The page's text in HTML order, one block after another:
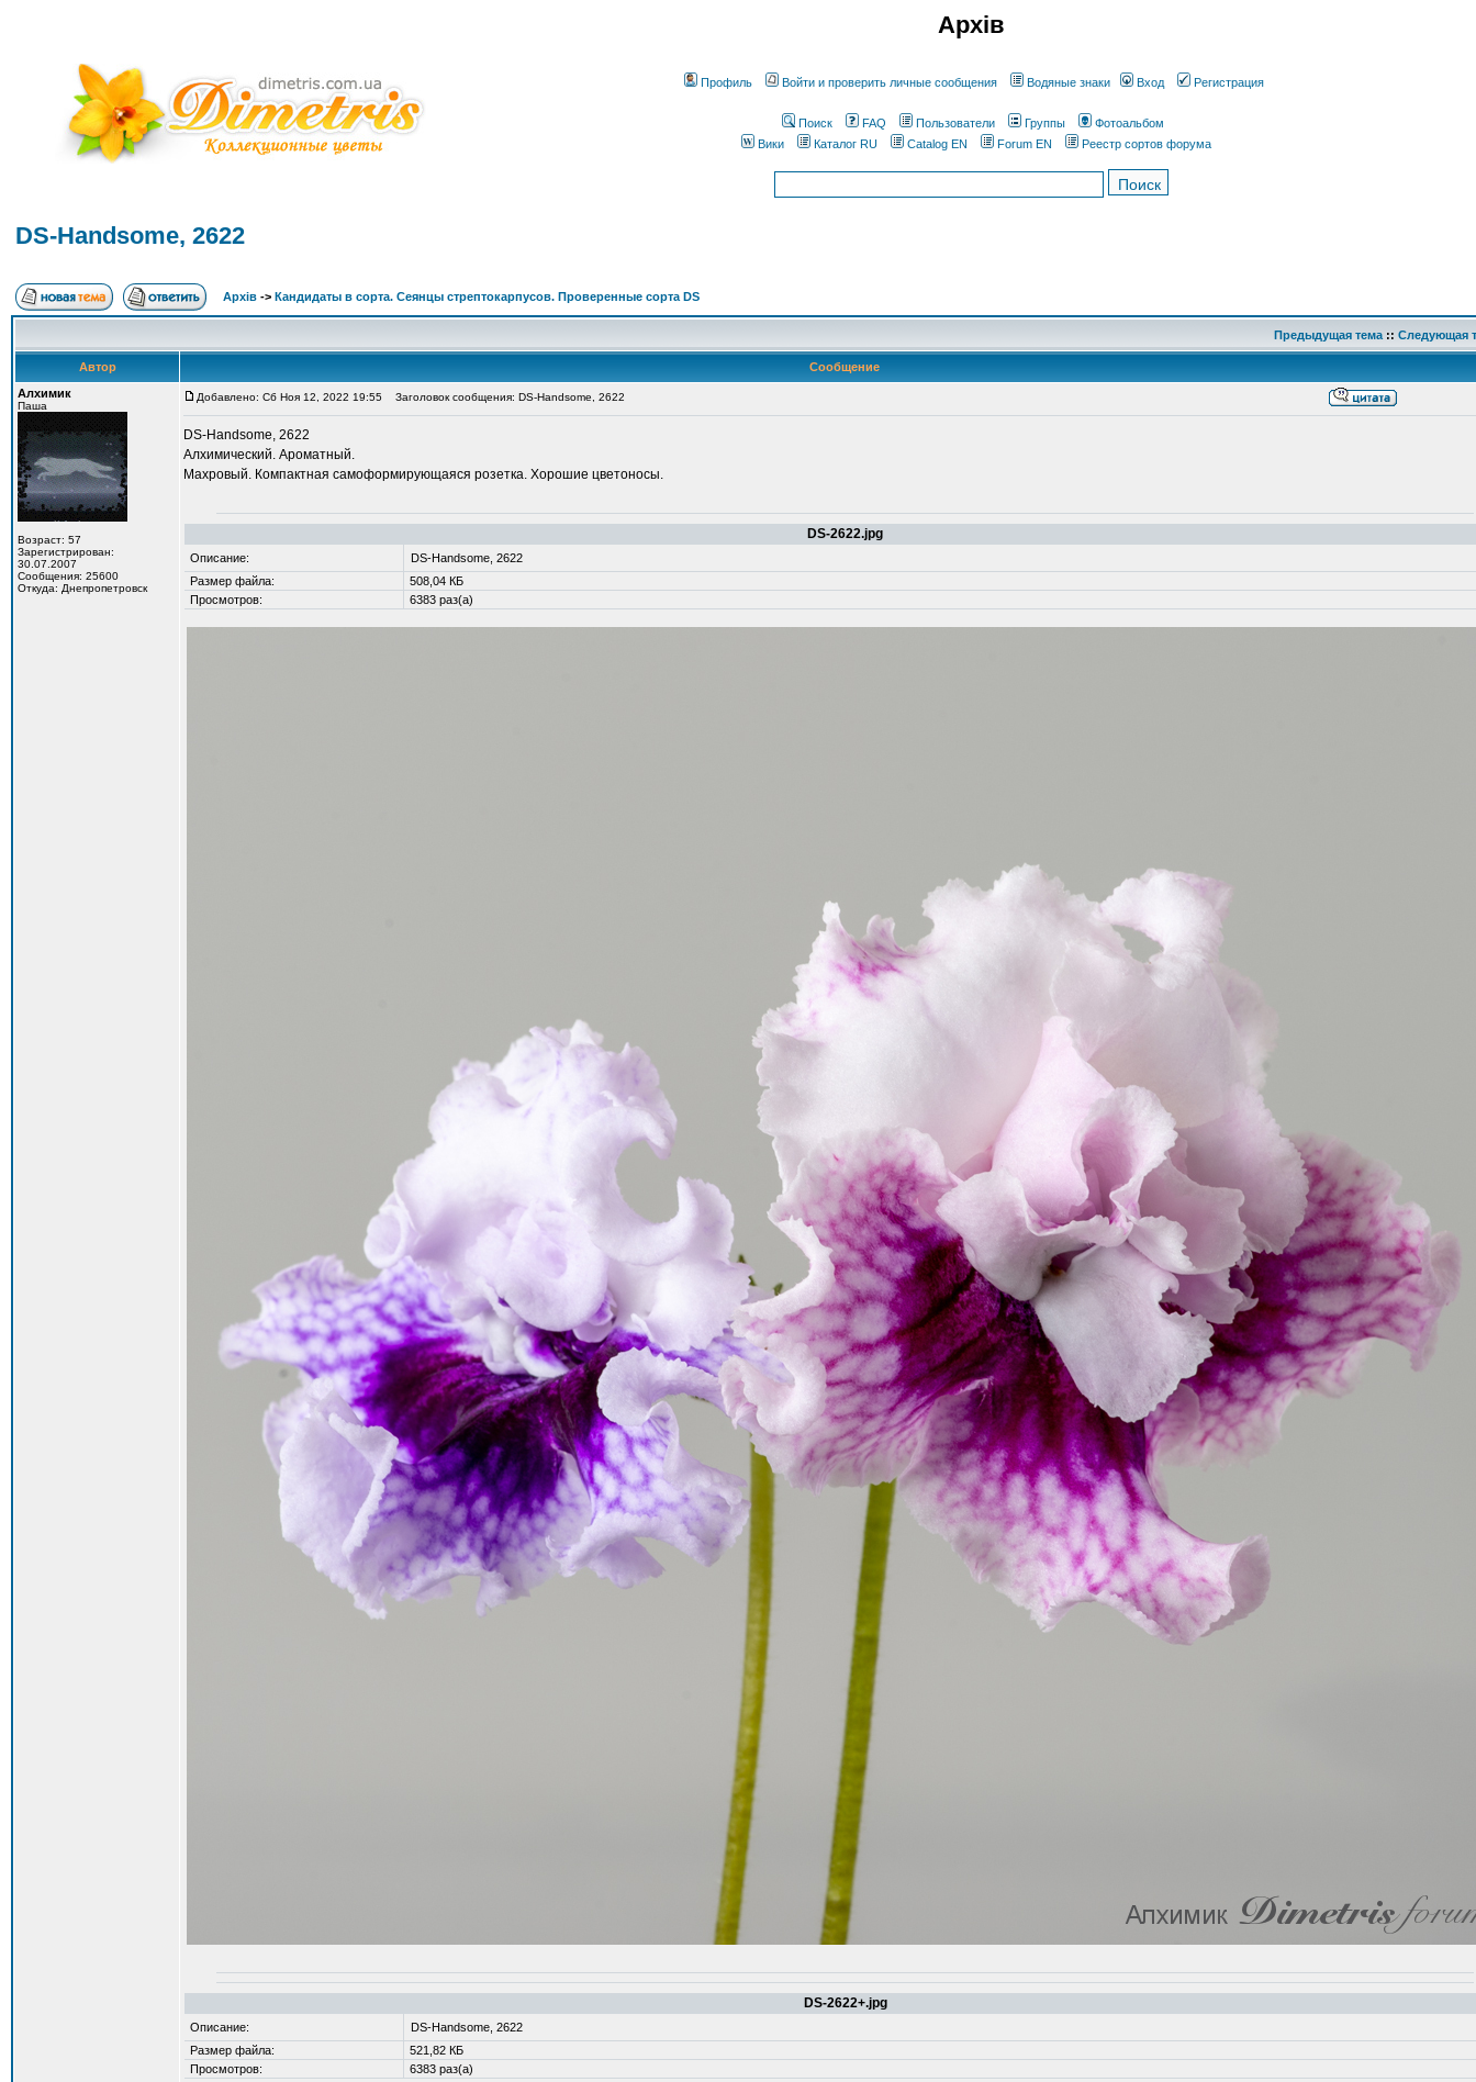
Архів
Профиль Войти и проверить личные сообщения Водяные знаки Вход Регистрация
Поиск FAQ Пользователи Группы
Фотоальбом
Вики
Каталог RU Catalog EN Forum EN Реестр сортов форума
DS-Handsome, 2622
Архів -> Кандидаты в сорта. Сеянцы стрептокарпусов. Проверенные сорта DS
Предыдущая тема :: Следующая
Автор
Сообщение
Алхимик
Паша
Возраст: 57
Зарегистрирован:
30.07.2007
Сообщения: 25600
Откуда: Днепропетровск
Добавлено: Сб Ноя 12, 2022 19:55 Заголовок сообщения: DS-Handsome, 2622
DS-Handsome, 2622
Алхимический. Ароматный.
Махровый. Компактная самоформирующаяся розетка. Хорошие цветоносы.
DS-2622.jpg
Описание:
DS-Handsome, 2622
Размер файла:
508,04 КБ
Просмотров:
6383 раз(а)
DS-2622+.jpg
Описание:
DS-Handsome, 2622
Размер файла:
521,82 КБ
Просмотров:
6383 раз(а)